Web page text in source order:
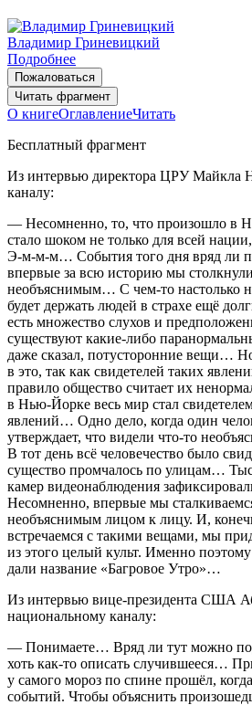
Владимир Гриневицкий
Подробнее
Пожаловаться
Читать фрагмент
О книгеОглавлениеЧитать
Бесплатный фрагмент
Из интервью директора ЦРУ Майкла
каналу:
— Несомненно, то, что произошло в
стало шоком не только для всей
Э-м-м-м… События того дня вряд ли
впервые за всю историю мы
необъяснимым… С чем-то настолько
будет держать людей в страхе ещё
есть множество слухов и
существуют какие-либо
даже сказал, потусторонние вещи…
в это, так как свидетелей таких
правило общество считает их
в Нью-Йорке весь мир стал
явлений… Одно дело, когда один
утверждает, что видели что-то
В тот день всё человечество было
существо промчалось по улицам…
камер видеонаблюдения
Несомненно, впервые мы
необъяснимым лицом к лицу. И,
встречаемся с такими вещами, мы
из этого целый культ. Именно
дали название «Багровое Утро»…
Из интервью вице-президента США
национальному каналу:
— Понимаете… Вряд ли тут можно
хоть как-то описать случившееся…
у самого мороз по спине прошёл,
событий. Чтобы объяснить